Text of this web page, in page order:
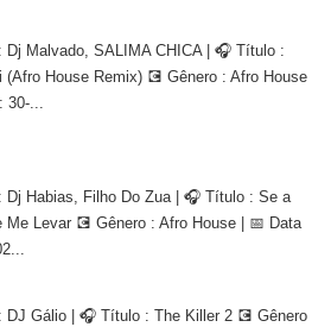
Dj Malvado, SALIMA CHICA | 🎧 Título :
(Afro House Remix) 💽 Gênero : Afro House
30-...
Dj Habias, Filho Do Zua | 🎧 Título : Se a
Me Levar 💽 Gênero : Afro House | 📅 Data
DJ Gálio | 🎧 Título : The Killer 2 💽 Gênero